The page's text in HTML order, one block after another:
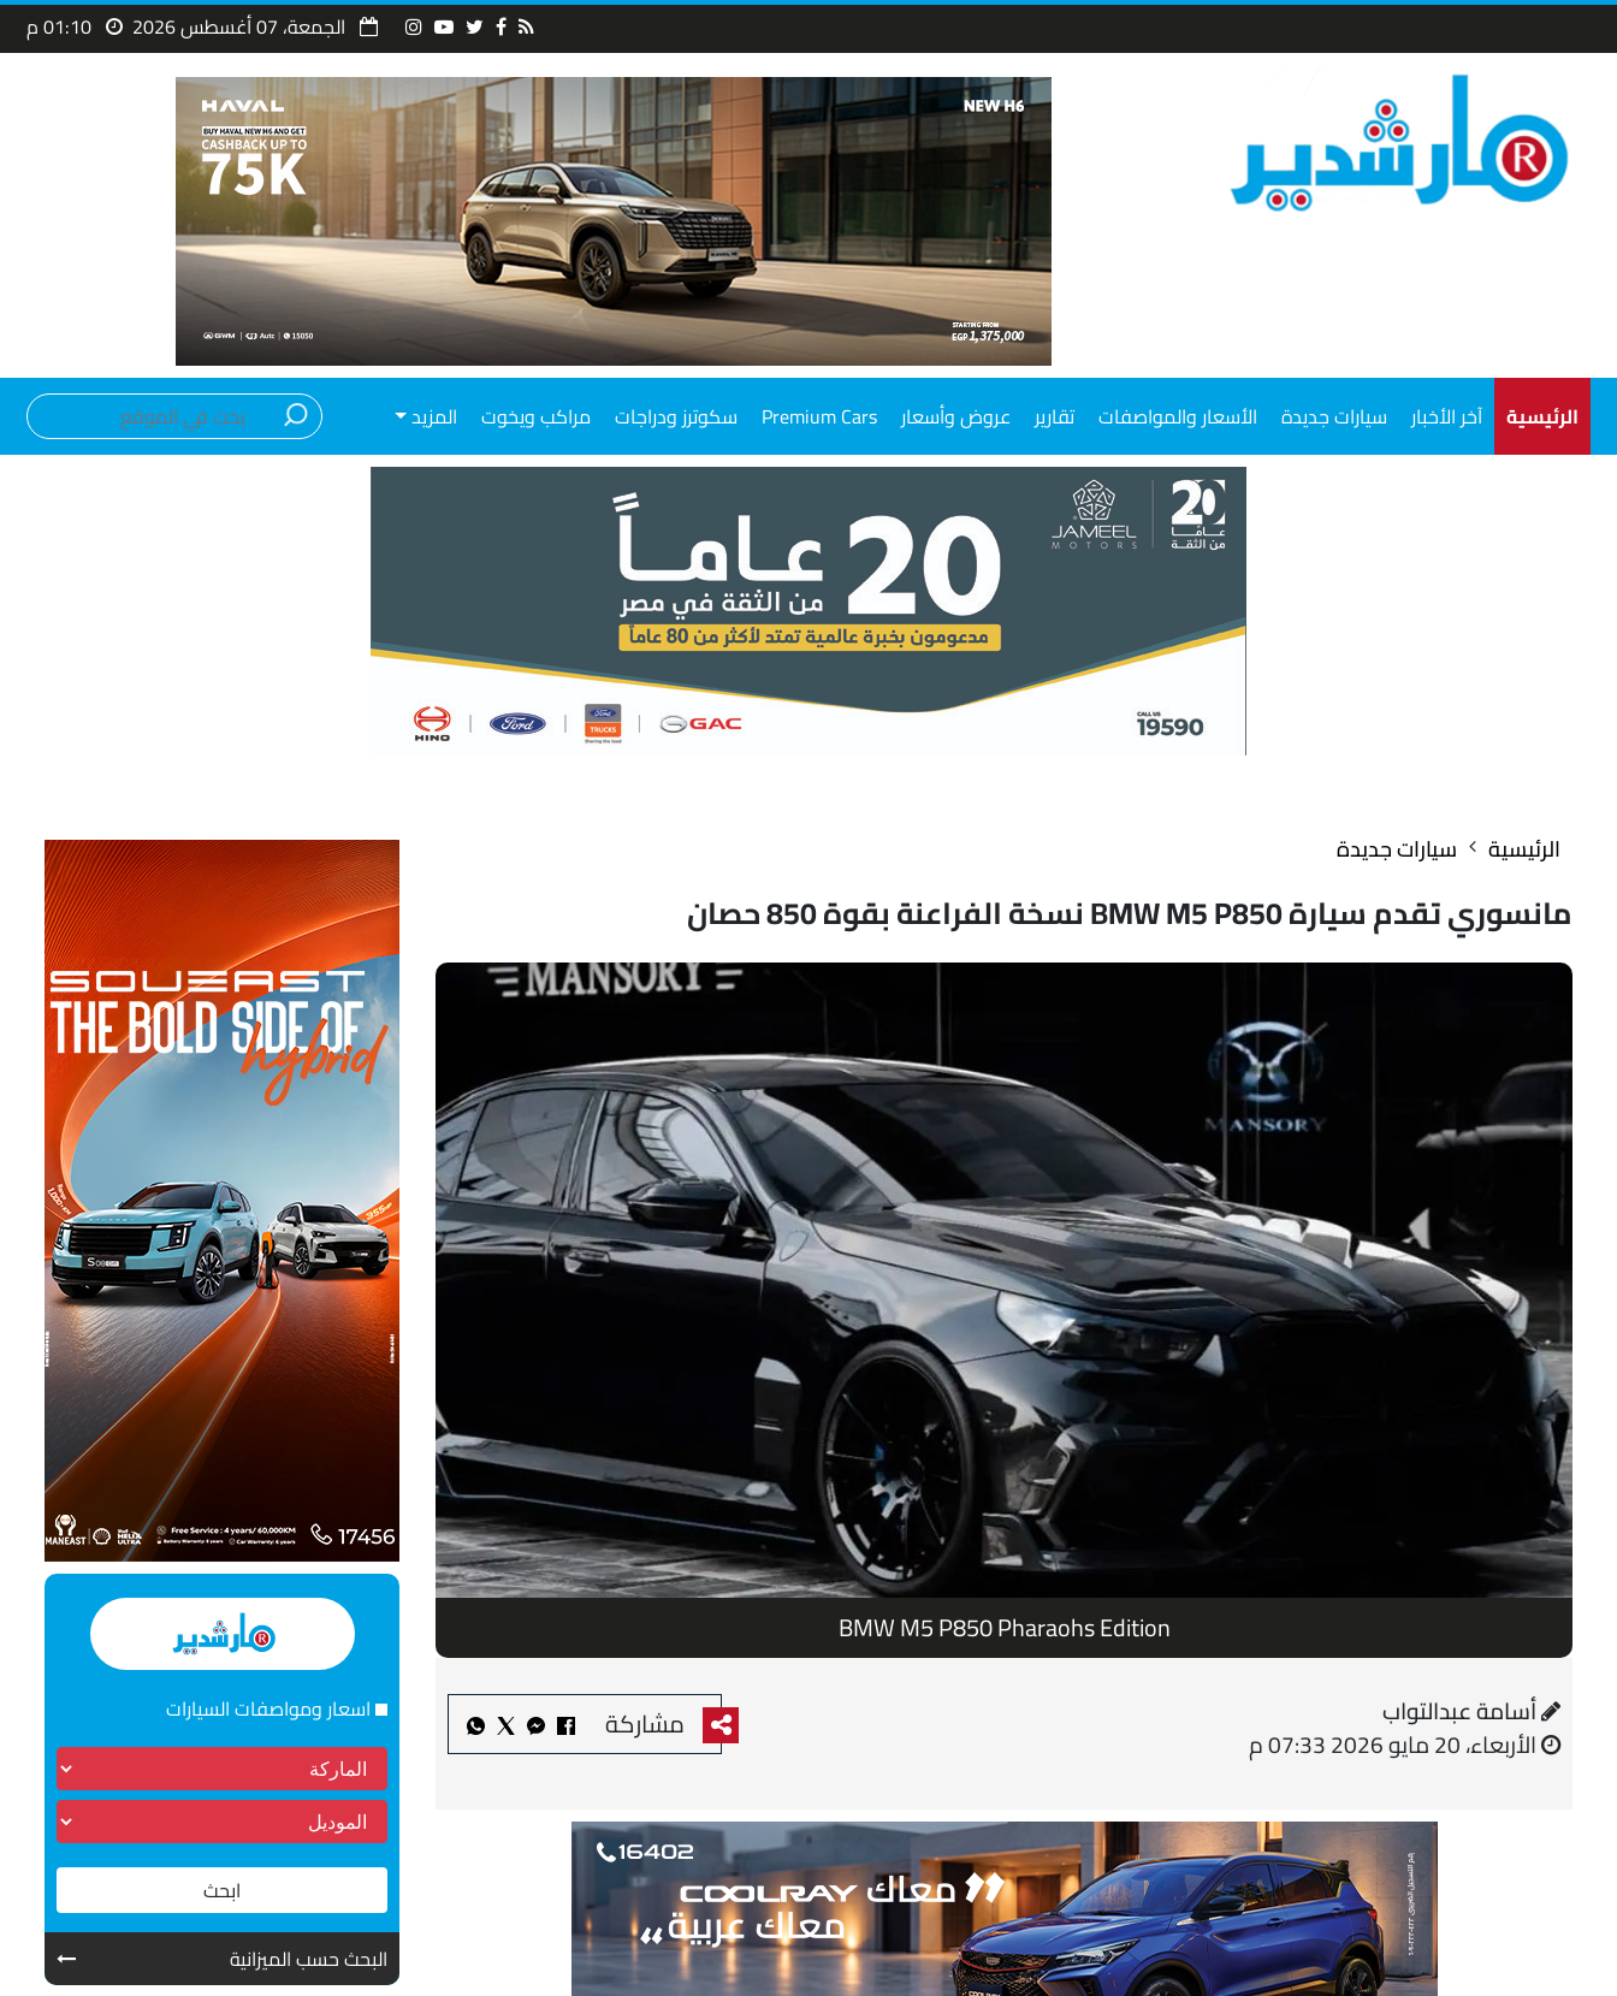
الجمعة، 07 أغسطس 2026
الرئيسية آخر الأخبار سيارات جديدة الأسعار والمواصفات تقارير عروض وأسعار Premium Cars سكوترز ودراجات مراكب ويخوت المزيد
الرئيسية سيارات جديدة
مانسوري تقدم سيارة BMW M5 P850 نسخة الفراعنة بقوة 850 حصان
BMW M5 P850 Pharaohs Edition
أسامة عبدالتواب
الأربعاء، 20 مايو 2026 07:33 م مشاركة اسعار ومواصفات السيارات
ابحث
البحث حسب الميزانية